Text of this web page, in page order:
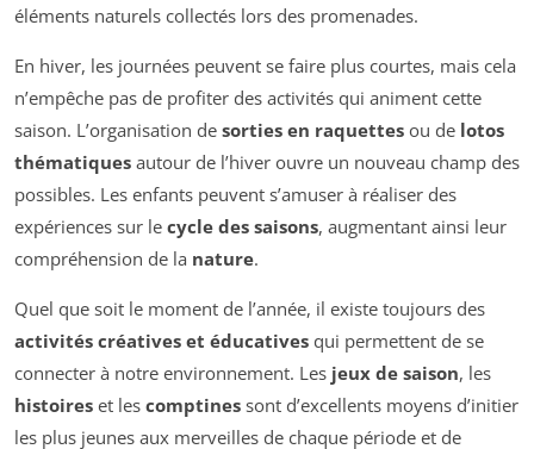
éléments naturels collectés lors des promenades.
En hiver, les journées peuvent se faire plus courtes, mais cela
n’empêche pas de profiter des activités qui animent cette
saison. L’organisation de sorties en raquettes ou de lotos
thématiques autour de l’hiver ouvre un nouveau champ des
possibles. Les enfants peuvent s’amuser à réaliser des
expériences sur le cycle des saisons, augmentant ainsi leur
compréhension de la nature.
Quel que soit le moment de l’année, il existe toujours des
activités créatives et éducatives qui permettent de se
connecter à notre environnement. Les jeux de saison, les
histoires et les comptines sont d’excellents moyens d’initier
les plus jeunes aux merveilles de chaque période et de